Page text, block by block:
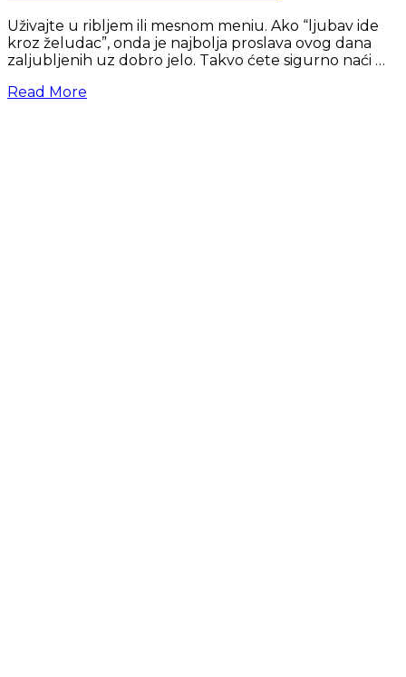
Uživajte u ribljem ili mesnom meniu. Ako “ljubav ide
kroz želudac”, onda je najbolja proslava ovog dana
zaljubljenih uz dobro jelo. Takvo ćete sigurno naći …
Read More